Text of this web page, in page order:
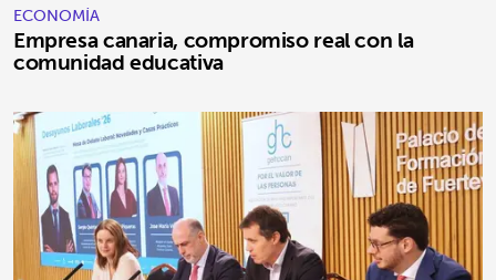
ECONOMÍA
Empresa canaria, compromiso real con la
comunidad educativa